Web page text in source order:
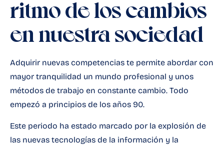
ritmo de los cambios
en nuestra sociedad
Adquirir nuevas competencias te permite abordar con
mayor tranquilidad un mundo profesional y unos
métodos de trabajo en constante cambio. Todo
empezó a principios de los años 90.
Este periodo ha estado marcado por la explosión de
las nuevas tecnologías de la información y la